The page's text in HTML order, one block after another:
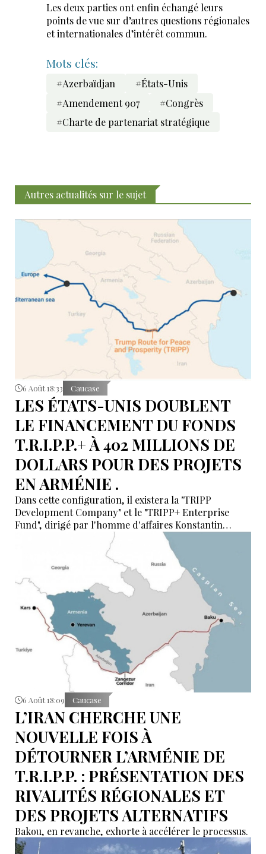
Les deux parties ont enfin échangé leurs
points de vue sur d’autres questions régionales
et internationales d’intérêt commun.
Mots clés:
#Azerbaïdjan
#États-Unis
#Amendement 907
#Congrès
#Charte de partenariat stratégique
Autres actualités sur le sujet
6 Août 18:33 Caucase
LES ÉTATS-UNIS DOUBLENT
LE FINANCEMENT DU FONDS
T.R.I.P.P.+ À 402 MILLIONS DE
DOLLARS POUR DES PROJETS
EN ARMÉNIE .
Dans cette configuration, il existera la "TRIPP
Development Company" et le "TRIPP+ Enterprise
Fund", dirigé par l'homme d'affaires Konstantin
6 Août 18:09 Caucase
L’IRAN CHERCHE UNE
NOUVELLE FOIS À
DÉTOURNER L’ARMÉNIE DE
T.R.I.P.P. : PRÉSENTATION DES
RIVALITÉS RÉGIONALES ET
DES PROJETS ALTERNATIFS
Bakou, en revanche, exhorte à accélérer le processus.